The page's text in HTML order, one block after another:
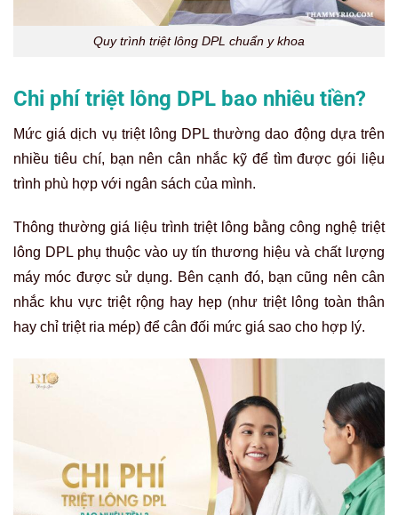
Quy trình triệt lông DPL chuẩn y khoa
Chi phí triệt lông DPL bao nhiêu tiền?
Mức giá dịch vụ triệt lông DPL thường dao động dựa trên
nhiều tiêu chí, bạn nên cân nhắc kỹ để tìm được gói liệu
trình phù hợp với ngân sách của mình.
Thông thường giá liệu trình triệt lông bằng công nghệ triệt
lông DPL phụ thuộc vào uy tín thương hiệu và chất lượng
máy móc được sử dụng. Bên cạnh đó, bạn cũng nên cân
nhắc khu vực triệt rộng hay hẹp (như triệt lông toàn thân
hay chỉ triệt ria mép) để cân đối mức giá sao cho hợp lý.